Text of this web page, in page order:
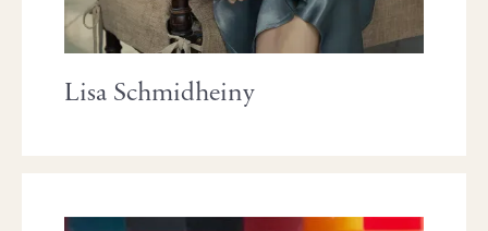
Lisa Schmidheiny